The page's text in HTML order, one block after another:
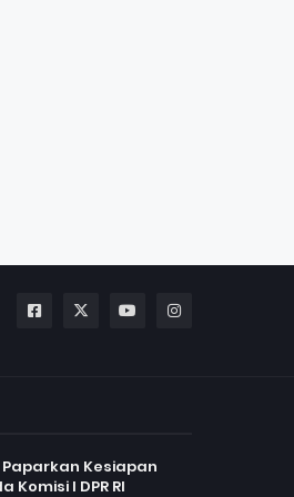
Kesiapan
Komisi I DPR RI